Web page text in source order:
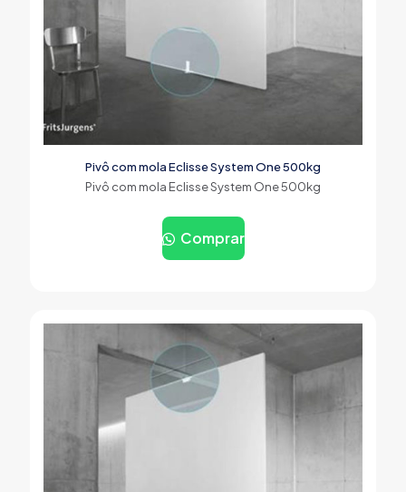
Pivô com mola Eclisse System One 500kg
Pivô com mola Eclisse System One 500kg
Comprar